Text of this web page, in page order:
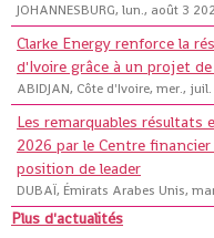
JOHANNESBURG, lun., août 3
Clarke Energy renforce la
d'Ivoire grâce à un projet
ABIDJAN, Côte d'Ivoire, mer.,
Les remarquables résultats
2026 par le Centre
position de leader
DUBAÏ, Émirats Arabes Unis,
Plus d'actualités